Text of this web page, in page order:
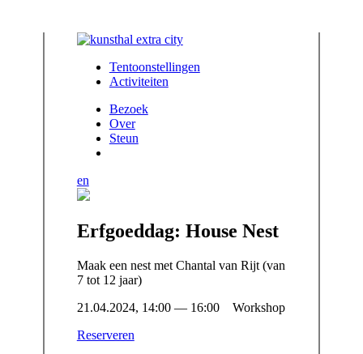
Tentoonstellingen
Activiteiten
Bezoek
Over
Steun
en
Erfgoeddag: House Nest
Maak een nest met Chantal van Rijt (van
7 tot 12 jaar)
21.04.2024, 14:00 — 16:00 Workshop
Reserveren